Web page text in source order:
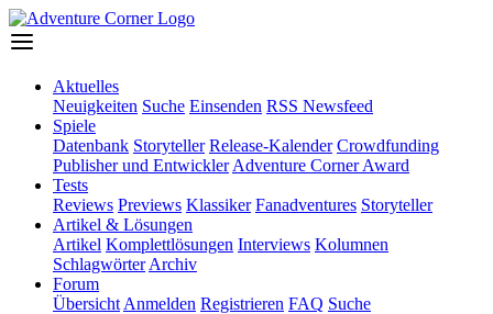
Aktuelles
Neuigkeiten Suche Einsenden RSS Newsfeed
Spiele
Datenbank Storyteller Release-Kalender Crowdfunding
Publisher und Entwickler Adventure Corner Award
Tests
Reviews Previews Klassiker Fanadventures Storyteller
Artikel & Lösungen
Artikel Komplettlösungen Interviews Kolumnen
Schlagwörter Archiv
Forum
Übersicht Anmelden Registrieren FAQ Suche